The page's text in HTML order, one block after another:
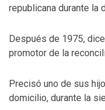
republicana durante la
Después de 1975, dice
promotor de la
Precisó uno de sus
domicilio, durante la